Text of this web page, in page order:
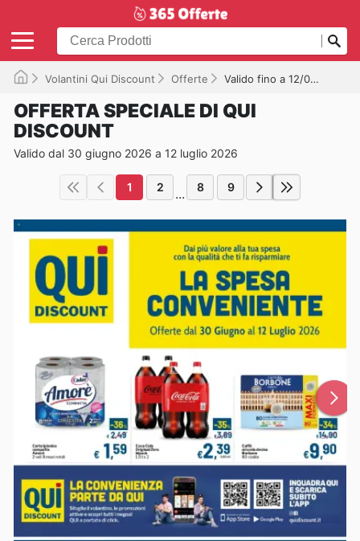
Volantini Qui Discount Offerte Valido fino a 12/07/2026
OFFERTA SPECIALE DI QUI
DISCOUNT
Valido dal 30 giugno 2026 a 12 luglio 2026
1 2 ... 8 9